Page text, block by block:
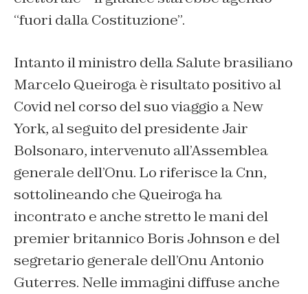
“fuori dalla Costituzione”.
Intanto il ministro della Salute brasiliano
Marcelo Queiroga è risultato positivo al
Covid nel corso del suo viaggio a New
York, al seguito del presidente Jair
Bolsonaro, intervenuto all’Assemblea
generale dell’Onu. Lo riferisce la Cnn,
sottolineando che Queiroga ha
incontrato e anche stretto le mani del
premier britannico Boris Johnson e del
segretario generale dell’Onu Antonio
Guterres. Nelle immagini diffuse anche